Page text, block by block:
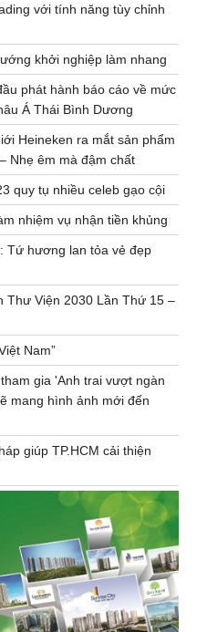
với tính năng tùy chỉnh
khởi nghiệp làm nhang
phát hành báo cáo về mức
Á Thái Bình Dương
Heineken ra mắt sản phẩm
Nhẹ êm mà đậm chất
quy tụ nhiều celeb gạo cội
nhiệm vụ nhận tiền khủng
Tứ hương lan tỏa vẻ đẹp
Thư Viện 2030 Lần Thứ 15 –
Nam”
gia 'Anh trai vượt ngàn
mang hình ảnh mới đến
giúp TP.HCM cải thiện